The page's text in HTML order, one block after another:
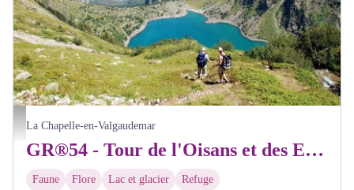
randonneurs au lac du Lauvitel - Denis Fiat - PNE
La Chapelle-en-Valgaudemar
GR®54 - Tour de l'Oisans et des Ecrins depuis La Chapelle-en-Valgaudemar, par le GR®54B et le GR®54C
Faune Flore Lac et glacier Refuge